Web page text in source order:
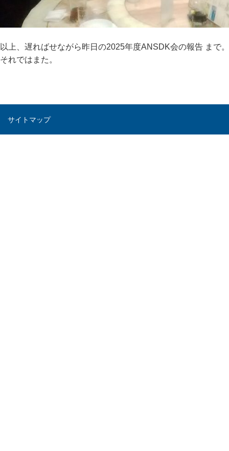
以上、遅ればせながら昨日の2025年度ANSDK会の報告 まで
それではまた。
サイトマップ